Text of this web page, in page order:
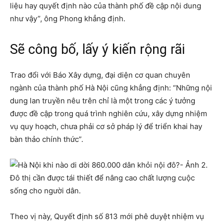
liệu hay quyết định nào của thành phố đề cập nội dung
như vậy”, ông Phong khẳng định.
Sẽ công bố, lấy ý kiến rộng rãi
Trao đổi với Báo Xây dựng, đại diện cơ quan chuyên
ngành của thành phố Hà Nội cũng khẳng định: “Những nội
dung lan truyền nêu trên chỉ là một trong các ý tưởng
được đề cập trong quá trình nghiên cứu, xây dựng nhiệm
vụ quy hoạch, chưa phải cơ sở pháp lý để triển khai hay
bàn thảo chính thức”.
Đô thị cần được tái thiết để nâng cao chất lượng cuộc
sống cho người dân.
Theo vị này, Quyết định số 813 mới phê duyệt nhiệm vụ